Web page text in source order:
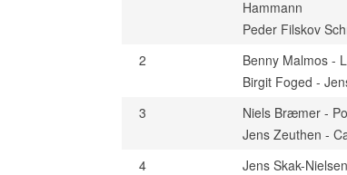
Hammann
Peder Filskov
2 Benny Malmos -
Birgit Foged -
3 Niels Bræmer -
Jens Zeuthen -
4
Jens Skak-